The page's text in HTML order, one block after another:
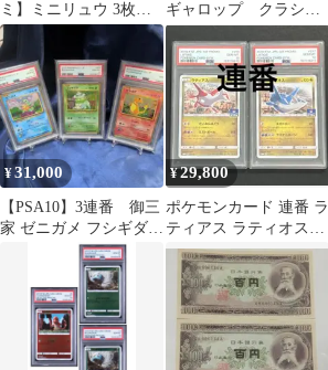
ミ】ミニリュウ 3枚セ
ット 008,009/020
ギャロップ クラシッ
ク 2連番
¥31,000
【PSA10】3連番 御三
家 ゼニガメ フシギダネ
ヒトカゲ クラシック
¥29,800
ポケモンカード 連番 ラ
ティアス ラティオス
psa10